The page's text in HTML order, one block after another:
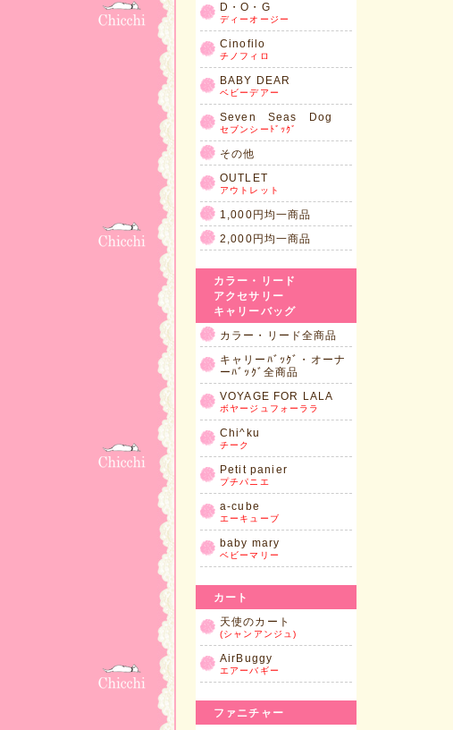
D・O・G
ディーオージー
Cinofilo
チノフィロ
BABY DEAR
ベビーデアー
Seven Seas Dog
セブンシーﾄﾞｯｸﾞ
その他
OUTLET
アウトレット
1,000円均一商品
2,000円均一商品
カラー・リード
アクセサリー
キャリーバッグ
カラー・リード全商品
キャリーﾊﾞｯｸﾞ・オーナ
ーﾊﾞｯｸﾞ全商品
VOYAGE FOR LALA
ボヤージュフォーララ
Chi^ku
チーク
Petit panier
プチパニエ
a-cube
エーキューブ
baby mary
ベビーマリー
カート
天使のカート
(シャンアンジュ)
AirBuggy
エアーバギー
ファニチャー